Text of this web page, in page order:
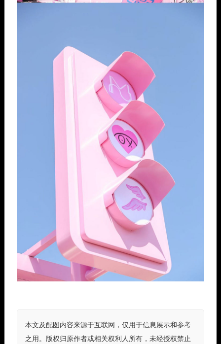
本文及配图内容来源于互联网，仅用于信息展示和参考
之用。版权归原作者或相关权利人所有，未经授权禁止